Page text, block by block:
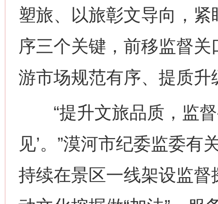
塑旅、以旅彰文导向，
序三个关键，前移监督
游市场规范有序、提质升
“提升文旅品质，监督
见’。”漠河市纪委监委
持续在景区一线架设监